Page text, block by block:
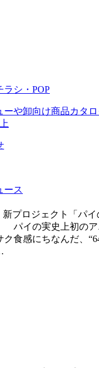
ラシ・POP
ーや卸向け商品カタ
ース
新プロジェクト「パ
イの実史上初のア
ク食感にちなんだ、